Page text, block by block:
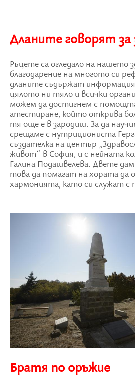
Дланите говорят за
Ръцете са огледало на нашето
благодарение на многото си
дланите съдържат
цялото ни тяло и всички
можем да достигнем с
атестиране, който открива
тя още е в зародиш. За да
срещаме с нутрициониста
създателка на център
живот“ в София, и с нейната
Галина Подашвелева. Двете
това да помагат на хората да
хармонията, като си служат с
Братя по оръжие